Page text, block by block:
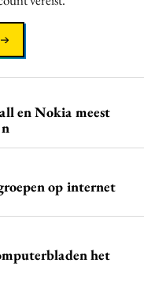
en Nokia meest
op internet
het